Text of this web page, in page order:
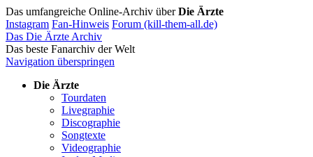
Das umfangreiche Online-Archiv überDie Ärzte
Instagram Fan-Hinweis Forum (kill-them-all.de)
Das Die Ärzte Archiv
Das beste Fanarchiv der Welt
Navigation überspringen
Die Ärzte
Tourdaten
Livegraphie
Discographie
Songtexte
Videographie